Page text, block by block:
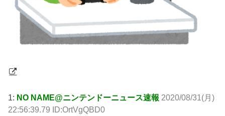
1: NO NAME@ニンテンドーニュース速報 2020/08/31(月)
22:56:39.79 ID:OrtVgQBD0